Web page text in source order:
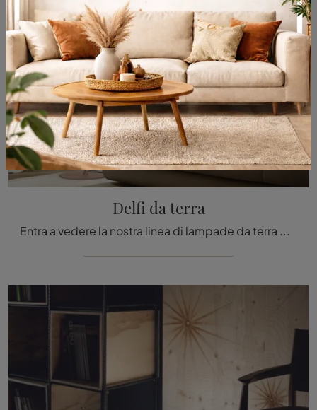
Delfi da terra
Entra a vedere la nostra linea di lampade da terra per interni e ti garantiremo la completa contentezza una volta realizzato il progetto.